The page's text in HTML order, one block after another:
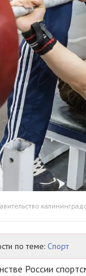
по теме: Спорт
России